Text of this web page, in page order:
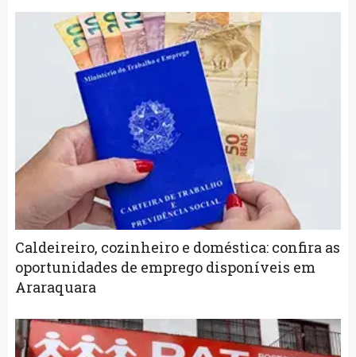
Caldeireiro, cozinheiro e doméstica: confira as
oportunidades de emprego disponíveis em
Araraquara